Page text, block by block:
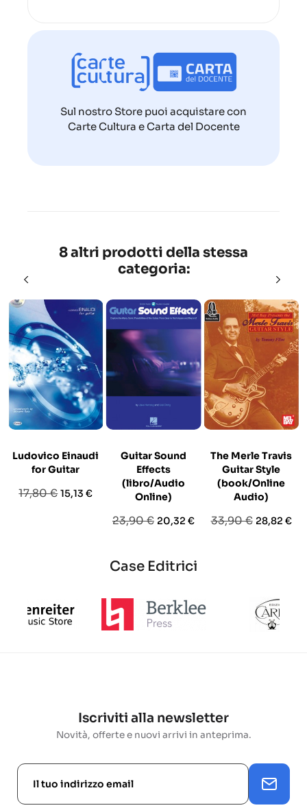
Sul nostro Store puoi acquistare con
Carte Cultura e Carta del Docente
8 altri prodotti della stessa
categoria:
Ludovico Einaudi
for Guitar
Prezzo
17,80 €Prezzo
15,13 €
Guitar Sound
Effects
(libro/Audio
Online)
Prezzo
23,90 € Prezzo
20,32 €
The Merle Travis
Guitar Style
(book/Online
Audio)
Prezzo
33,90 € Prezzo
28,82 €
Case Editrici
Iscriviti alla newsletter
Novità, offerte e nuovi arrivi in anteprima.